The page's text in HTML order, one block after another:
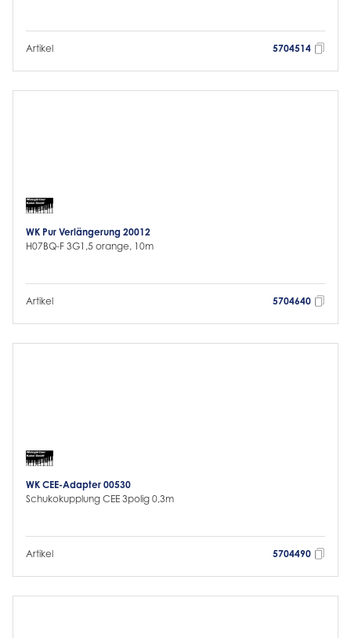
Artikel 5704514
WK Pur Verlängerung 20012
H07BQ-F 3G1,5 orange, 10m
Artikel 5704640
WK CEE-Adapter 00530
Schukokupplung CEE 3polig 0,3m
Artikel 5704490